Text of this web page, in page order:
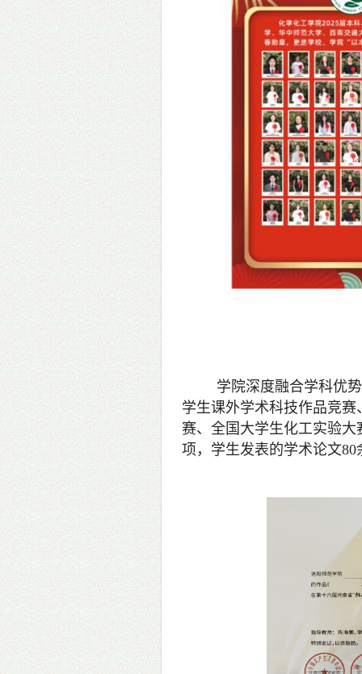
学院深度融合学科优
学生课外学术科技作品竞
赛、全国大学生化工实验
项，学生发表的学术论文